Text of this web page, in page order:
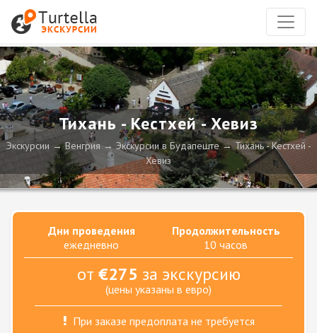
Тихань - Кестхей - Хевиз
Экскурсии Венгрия Экскурсии в Будапеште
Тихань - Кестхей -
Хевиз
Дни проведения
ежедневно
Продолжительность
10 часов
от €275 за экскурсию
(цены указаны в евро)
При заказе предоплата не требуется